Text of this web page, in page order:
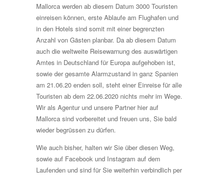
Mallorca werden ab diesem Datum 3000 Touristen
einreisen können, erste Ablaufe am Flughafen und
in den Hotels sind somit mit einer begrenzten
Anzahl von Gästen planbar. Da ab diesem Datum
auch die weltweite Reisewarnung des auswärtigen
Amtes in Deutschland für Europa aufgehoben ist,
sowie der gesamte Alarmzustand in ganz Spanien
am 21.06.20 enden soll, steht einer Einreise für alle
Touristen ab dem 22.06.2020 nichts mehr im Wege.
Wir als Agentur und unsere Partner hier auf
Mallorca sind vorbereitet und freuen uns, Sie bald
wieder begrüssen zu dürfen.
Wie auch bisher, halten wir Sie über diesen Weg,
sowie auf Facebook und Instagram auf dem
Laufenden und sind für Sie weiterhin verbindlich per